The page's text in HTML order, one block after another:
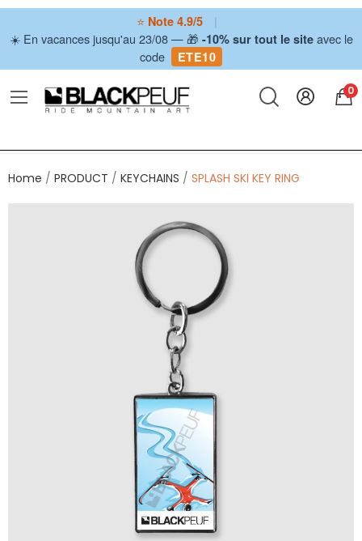
⭐ Note 4.9/5
|
☀️ En vacances jusqu'au 23/08 — 🎁 -10% sur tout le siteavec le
code
ETE10
0
Home PRODUCT KEYCHAINS SPLASH SKI KEY RING